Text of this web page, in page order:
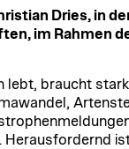
Dries, in
im Rahmen
lebt, braucht
Herausfordernd